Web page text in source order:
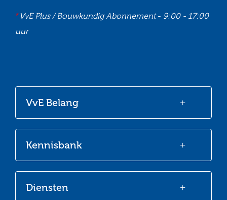
Diensten
Kennisbank
VvE Belang
*VvE Plus / Bouwkundig Abonnement- 9:00 - 17:00
uur
Facebook